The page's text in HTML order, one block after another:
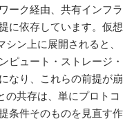
ーク経由、共有インフラ
に依存しています。仮想
ン上に展開されると、
ピュート・ストレージ・
なり、これらの前提が崩
の共存は、単にプロトコ
条件そのものを見直す作